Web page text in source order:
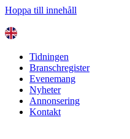
Hoppa till innehåll
Tidningen
Branschregister
Evenemang
Nyheter
Annonsering
Kontakt